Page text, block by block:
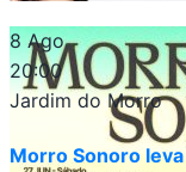
8 Ago
20:00
Jardim do Morro
Morro Sonoro